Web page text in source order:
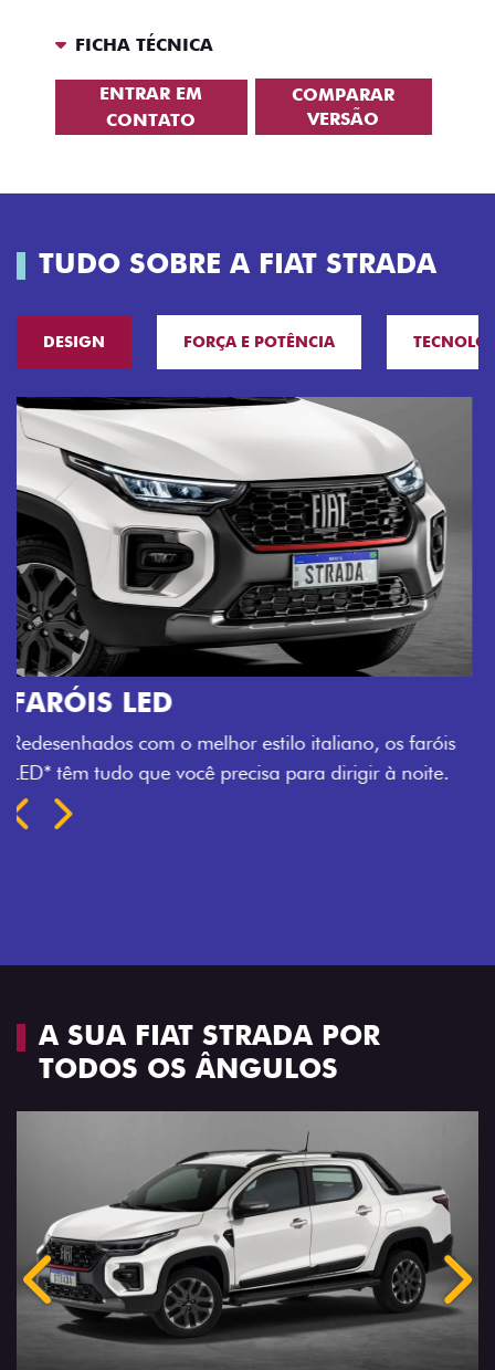
FICHA TÉCNICA
ENTRAR EM
CONTATO
COMPARAR
VERSÃO
TUDO SOBRE A FIAT STRADA
DESIGN FORÇA E POTÊNCIA
A SUA FIAT STRADA POR
TODOS OS ÂNGULOS
Anterior